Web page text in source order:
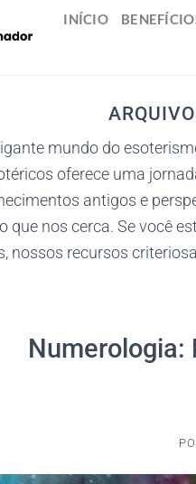
INÍCIO
mundo do
oferece uma
antigos e
que nos cerca. Se você
nossos recursos
Numerologia: